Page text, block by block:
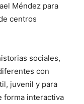
Méndez para
centros
sociales,
con
juvenil y para
forma interactiva